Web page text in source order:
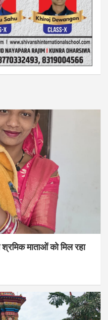
श्रमिक माताओं को मिल रहा